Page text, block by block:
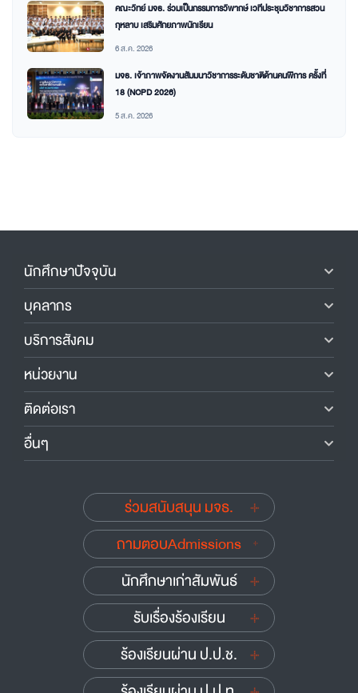
คณะวิทย์ มจธ. ร่วมเป็นกรรมการวิพากษ์ เวทีประชุมวิชาการสวน
กุหลาบ เสริมศักยภาพนักเรียน
6 ส.ค. 2026
มจธ. เจ้าภาพจัดงานสัมมนาวิชาการระดับชาติด้านคนพิการ ครั้งที่
18 (NCPD 2026)
5 ส.ค. 2026
นักศึกษาปัจจุบัน
บุคลากร
บริการสังคม
หน่วยงาน
ติดต่อเรา
อื่นๆ
ร่วมสนับสนุน มจธ.
ถามตอบAdmissions
นักศึกษาเก่าสัมพันธ์
รับเรื่องร้องเรียน
ร้องเรียนผ่าน ป.ป.ช.